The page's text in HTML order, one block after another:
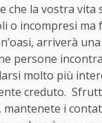
che la vostra vita
o incompresi
arriverà
persone
molto più
creduto.
i